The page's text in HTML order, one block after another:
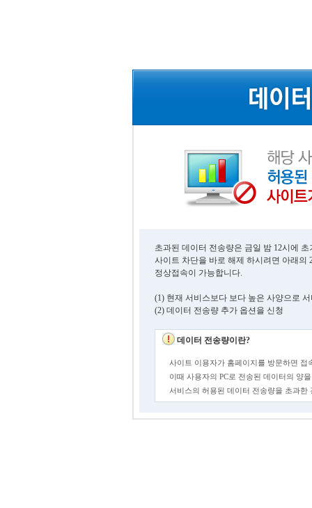
초과된 데이터 전송량은 금일 밤 12시에
사이트 차단을 바로 해제 하시려면 아래의
정상접속이 가능합니다.
(1) 현재 서비스보다 보다 높은 사양으로
(2) 데이터 전송량 추가 옵션을 신청
데이터 전송량이란?
사이트 이용자가 홈페이지를 방문하면 접
이때 사용자의 PC로 전송된 데이터의 양
서비스의 허용된 데이터 전송량을 초과